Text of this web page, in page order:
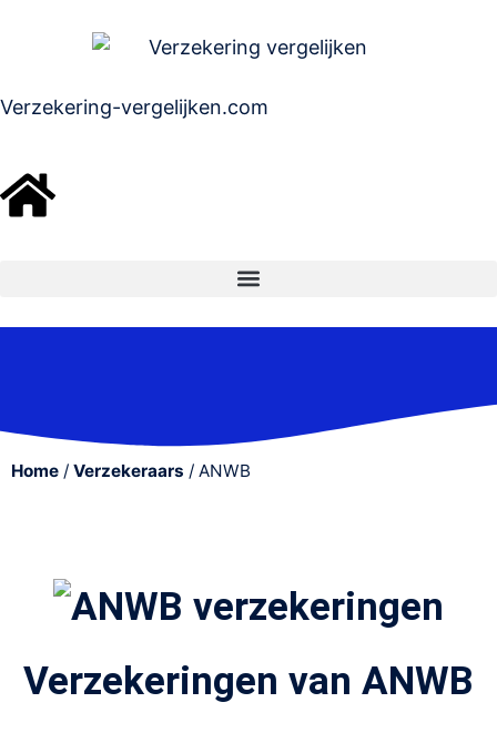
Verzekering-vergelijken.com
Home / Verzekeraars / ANWB
Verzekeringen van ANWB